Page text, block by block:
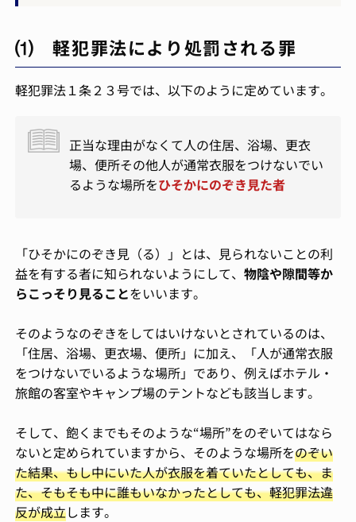
⑴ 軽犯罪法により処罰される罪
軽犯罪法１条２３号では、以下のように定めています。
正当な理由がなくて人の住居、浴場、更衣
場、便所その他人が通常衣服をつけないでい
るような場所をひそかにのぞき見た者
「ひそかにのぞき見（る）」とは、見られないことの利
益を有する者に知られないようにして、物陰や隙間等か
らこっそり見ることをいいます。
そのようなのぞきをしてはいけないとされているのは、
「住居、浴場、更衣場、便所」に加え、「人が通常衣服
をつけないでいるような場所」であり、例えばホテル・
旅館の客室やキャンプ場のテントなども該当します。
そして、飽くまでもそのような“場所”をのぞいてはなら
ないと定められていますから、そのような場所をのぞい
た結果、もし中にいた人が衣服を着ていたとしても、ま
た、そもそも中に誰もいなかったとしても、軽犯罪法違
反が成立します。